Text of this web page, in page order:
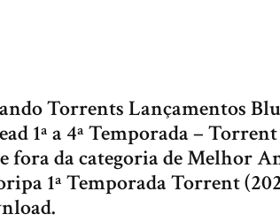
Torrents Lançamentos
1ª a 4ª Temporada – Torrent
fora da categoria de Melhor
1ª Temporada Torrent